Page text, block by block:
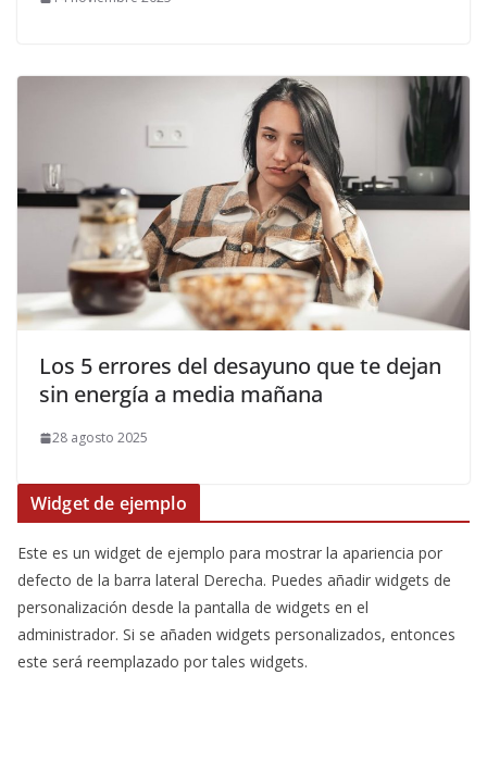
Los 5 errores del desayuno que te dejan
sin energía a media mañana
28 agosto 2025
Widget de ejemplo
Este es un widget de ejemplo para mostrar la apariencia por
defecto de la barra lateral Derecha. Puedes añadir widgets de
personalización desde la pantalla de widgets en el
administrador. Si se añaden widgets personalizados, entonces
este será reemplazado por tales widgets.